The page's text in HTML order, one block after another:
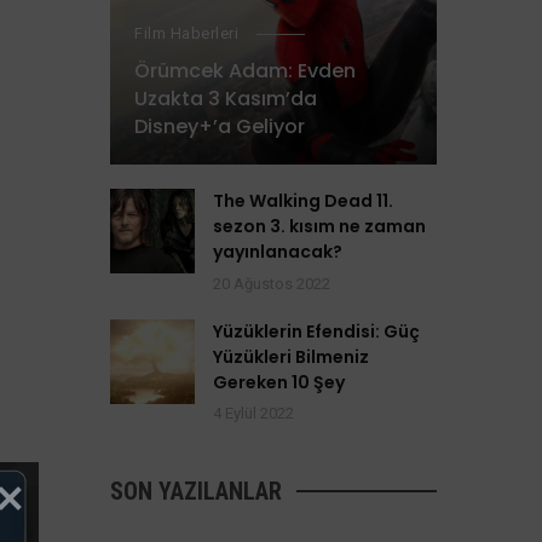
Film Haberleri
Örümcek Adam: Evden
Uzakta 3 Kasım’da
Disney+’a Geliyor
The Walking Dead 11.
sezon 3. kısım ne zaman
yayınlanacak?
Yüzüklerin Efendisi: Güç
Yüzükleri Bilmeniz
Gereken 10 Şey
SON YAZILANLAR